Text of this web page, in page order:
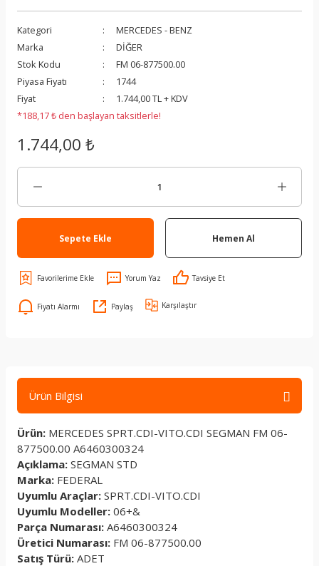
Kategori
MERCEDES - BENZ
Marka
DİĞER
Stok Kodu
FM 06-877500.00
Piyasa Fiyatı
1744
Fiyat
1.744,00 TL + KDV
*188,17 ₺ den başlayan taksitlerle!
1.744,00 ₺
Sepete Ekle Hemen Al
Yorum Yaz Tavsiye Et
Fiyatı Alarmı Paylaş Karşılaştır
Ürün Bilgisi
Ürün: MERCEDES SPRT.CDI-VITO.CDI SEGMAN FM 06-
877500.00 A6460300324
Açıklama: SEGMAN STD
Marka: FEDERAL
Uyumlu Araçlar: SPRT.CDI-VITO.CDI
Uyumlu Modeller: 06+&
Parça Numarası: A6460300324
Üretici Numarası: FM 06-877500.00
Satış Türü: ADET